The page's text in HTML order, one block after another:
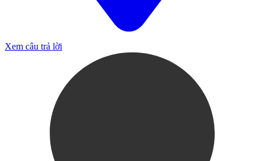
Xem câu trả lời